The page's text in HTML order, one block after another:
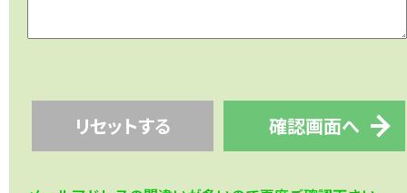
リセットする 確認画面へ